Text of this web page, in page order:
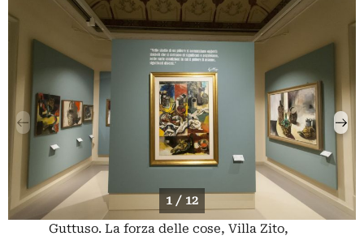
1 / 12
Guttuso. La forza delle cose, Villa Zito,